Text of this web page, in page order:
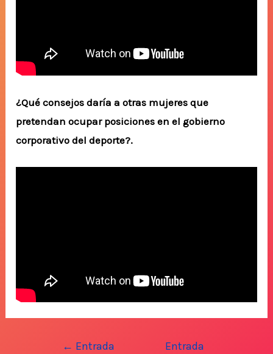
¿Qué consejos daría a otras mujeres que
pretendan ocupar posiciones en el gobierno
corporativo del deporte?.
Navegación
← Entrada Entrada